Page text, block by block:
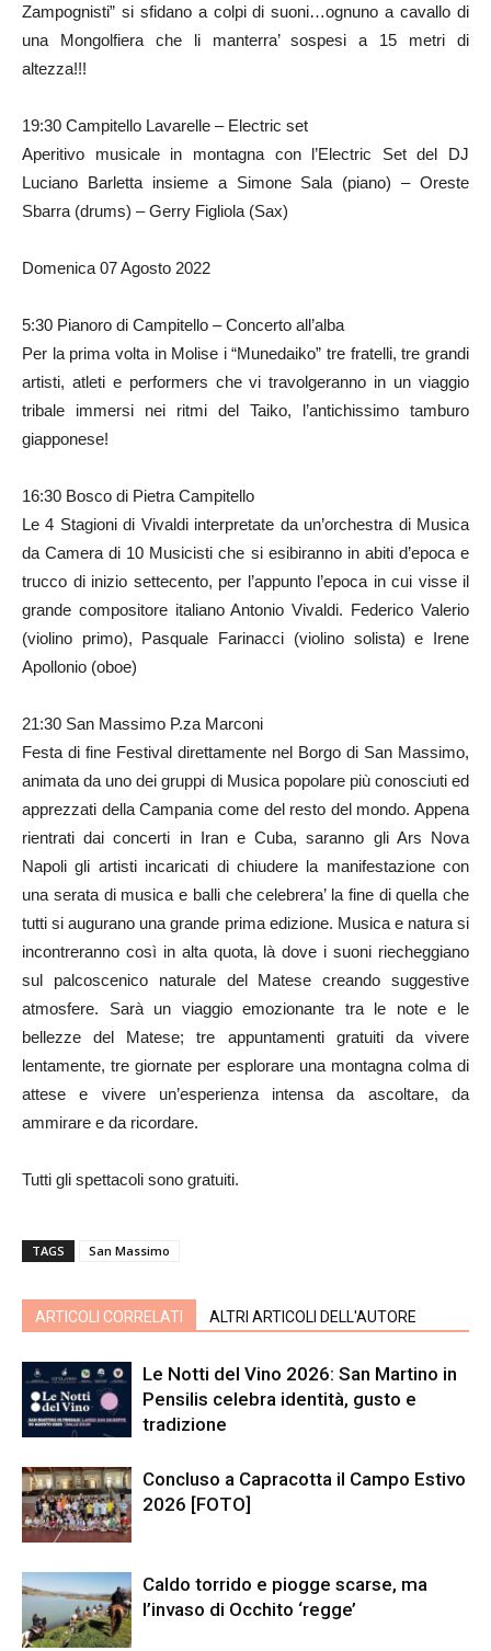
Zampognisti” si sfidano a colpi di suoni…ognuno a cavallo di
una Mongolfiera che li manterra’ sospesi a 15 metri di
altezza!!!
19:30 Campitello Lavarelle – Electric set
Aperitivo musicale in montagna con l’Electric Set del DJ
Luciano Barletta insieme a Simone Sala (piano) – Oreste
Sbarra (drums) – Gerry Figliola (Sax)
Domenica 07 Agosto 2022
5:30 Pianoro di Campitello – Concerto all’alba
Per la prima volta in Molise i “Munedaiko” tre fratelli, tre grandi
artisti, atleti e performers che vi travolgeranno in un viaggio
tribale immersi nei ritmi del Taiko, l’antichissimo tamburo
giapponese!
16:30 Bosco di Pietra Campitello
Le 4 Stagioni di Vivaldi interpretate da un’orchestra di Musica
da Camera di 10 Musicisti che si esibiranno in abiti d’epoca e
trucco di inizio settecento, per l’appunto l’epoca in cui visse il
grande compositore italiano Antonio Vivaldi. Federico Valerio
(violino primo), Pasquale Farinacci (violino solista) e Irene
Apollonio (oboe)
21:30 San Massimo P.za Marconi
Festa di fine Festival direttamente nel Borgo di San Massimo,
animata da uno dei gruppi di Musica popolare più conosciuti ed
apprezzati della Campania come del resto del mondo. Appena
rientrati dai concerti in Iran e Cuba, saranno gli Ars Nova
Napoli gli artisti incaricati di chiudere la manifestazione con
una serata di musica e balli che celebrera’ la fine di quella che
tutti si augurano una grande prima edizione. Musica e natura si
incontreranno così in alta quota, là dove i suoni riecheggiano
sul palcoscenico naturale del Matese creando suggestive
atmosfere. Sarà un viaggio emozionante tra le note e le
bellezze del Matese; tre appuntamenti gratuiti da vivere
lentamente, tre giornate per esplorare una montagna colma di
attese e vivere un’esperienza intensa da ascoltare, da
ammirare e da ricordare.
Tutti gli spettacoli sono gratuiti.
TAGS San Massimo
ARTICOLI CORRELATI ALTRI ARTICOLI DELL'AUTORE
Le Notti del Vino 2026: San Martino in
Pensilis celebra identità, gusto e
tradizione
Concluso a Capracotta il Campo Estivo
2026 [FOTO]
Caldo torrido e piogge scarse, ma
l’invaso di Occhito ‘regge’